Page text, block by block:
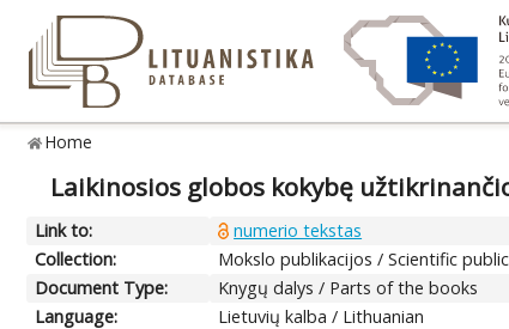
Home
Laikinosios globos kokybę
Link to:
numerio tekstas
Collection:
Mokslo publikacijos / Scientific
Document Type:
Knygų dalys / Parts of the books
Language:
Lietuvių kalba / Lithuanian